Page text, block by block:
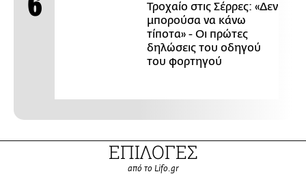
Τροχαίο στις Σέρρες: «Δεν
μπορούσα να κάνω
τίποτα» - Οι πρώτες
δηλώσεις του οδηγού
του φορτηγού
ΕΠΙΛΟΓΕΣ
από το Lifo.gr